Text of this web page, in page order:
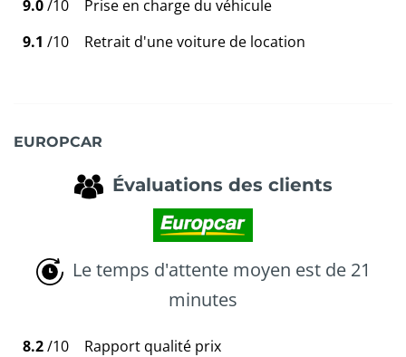
9.0/10
Prise en charge du véhicule
9.1 /10 Retrait d'une voiture de location
EUROPCAR
Évaluations des clients
Le temps d'attente moyen est de 21
minutes
8.2/10
Rapport qualité prix